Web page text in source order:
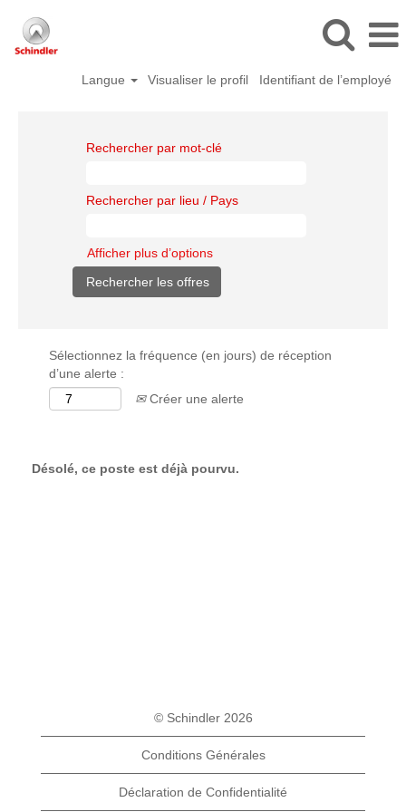
Langue Visualiser le profil Identifiant de l’employé
Rechercher par mot-clé
Rechercher par lieu / Pays
Afficher plus d’options
Sélectionnez la fréquence (en jours) de réception
d’une alerte :
Créer une alerte
Désolé, ce poste est déjà pourvu.
© Schindler 2026
Conditions Générales
Déclaration de Confidentialité